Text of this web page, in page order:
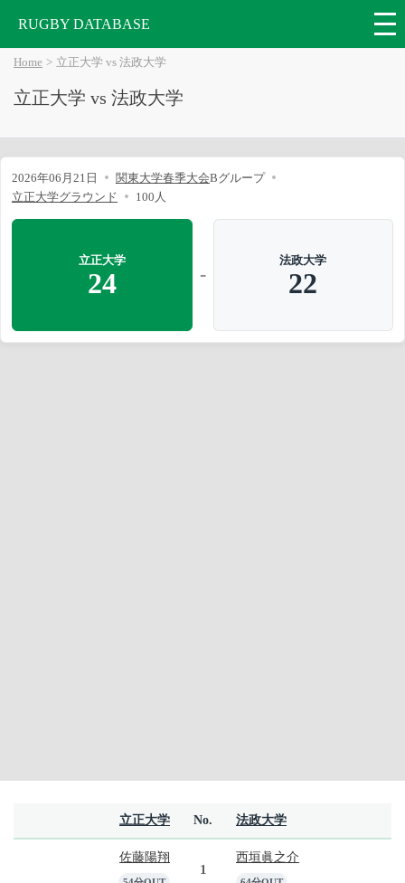
RUGBY DATABASE
Home 立正大学 vs 法政大学
立正大学 vs 法政大学
2026年06月21日 関東大学春季大会Bグループ
立正大学グラウンド
100人
立正大学
24 -
法政大学
22
立正大学 No. 法政大学
佐藤陽翔
1
西垣眞之介